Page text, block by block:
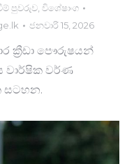
පුවරුව විශේෂාංග
ජනවාරි 15, 2026
ක්‍රීඩා පෞරුෂයන්
වාර්ෂික වර්ණ
සටහන.